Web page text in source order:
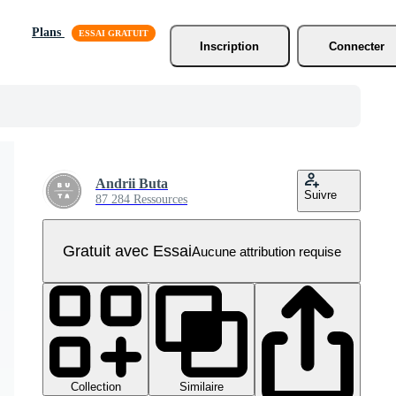
Plans
Inscription
Connecter
Andrii Buta
87 284 Ressources Suivre
Gratuit avec EssaiAucune attribution requise
Collection
Similaire